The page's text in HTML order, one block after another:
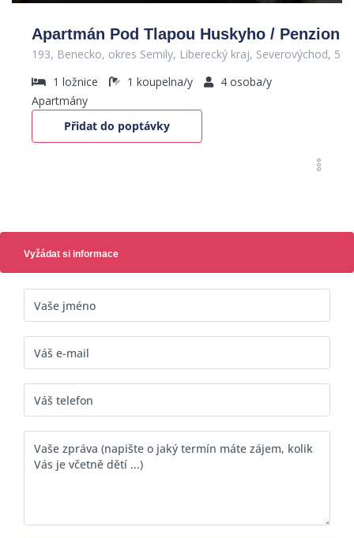
Apartmán Pod Tlapou Huskyho / Penzion
193, Benecko, okres Semily, Liberecký kraj, Severovýchod,
1 ložnice 1 koupelna/y 4 osoba/y
Apartmány
Přidat do poptávky
Vyžádat si informace